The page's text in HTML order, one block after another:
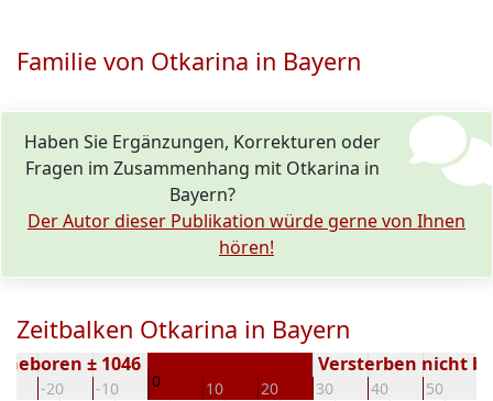
Familie von Otkarina in Bayern
Haben Sie Ergänzungen, Korrekturen oder
Fragen im Zusammenhang mit Otkarina in
Bayern?
Der Autor dieser Publikation würde gerne von Ihnen
hören!
Zeitbalken Otkarina in Bayern
-20 -10 0 10 20 30 40 50
Geboren ± 1046 Versterben nicht